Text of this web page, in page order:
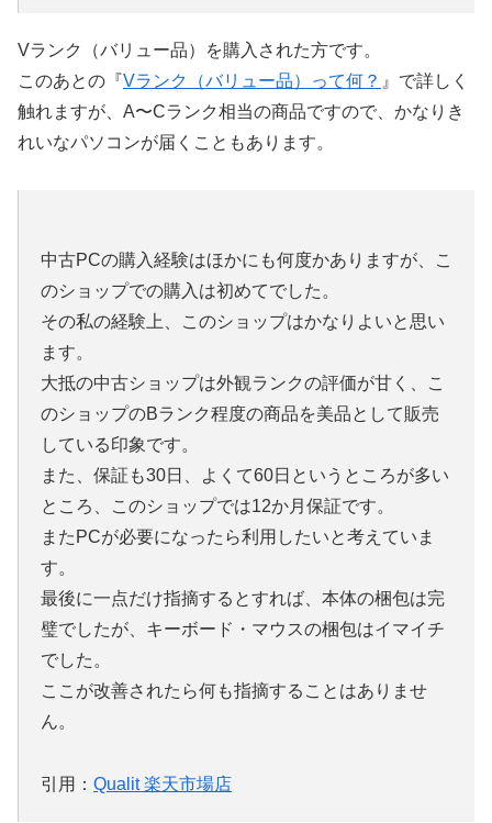
Vランク（バリュー品）を購入された方です。
このあとの『Vランク（バリュー品）って何？ 』で詳しく
触れますが、A〜Cランク相当の商品ですので、かなりき
れいなパソコンが届くこともあります。
中古PCの購入経験はほかにも何度かありますが、こ
のショップでの購入は初めてでした。
その私の経験上、このショップはかなりよいと思い
ます。
大抵の中古ショップは外観ランクの評価が甘く、こ
のショップのBランク程度の商品を美品として販売
している印象です。
また、保証も30日、よくて60日というところが多い
ところ、このショップでは12か月保証です。
またPCが必要になったら利用したいと考えていま
す。
最後に一点だけ指摘するとすれば、本体の梱包は完
璧でしたが、キーボード・マウスの梱包はイマイチ
でした。
ここが改善されたら何も指摘することはありませ
ん。
引用： Qualit 楽天市場店